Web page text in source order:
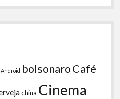
Android bolsonaroCafé
china Cinema